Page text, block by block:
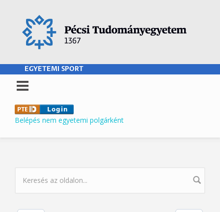
EGYETEMI SPORT
Belépés nem egyetemi polgárként
KERESÉS ŰRLAP